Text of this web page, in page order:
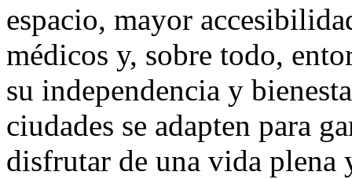
espacio, mayor
médicos y, sobre todo,
su independencia y
ciudades se adapten para
disfrutar de una vida plena